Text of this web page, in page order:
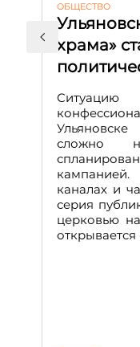
ОБЩЕСТВО
храма»
сложно
кампанией.
каналах и
серия
церковью
открывается